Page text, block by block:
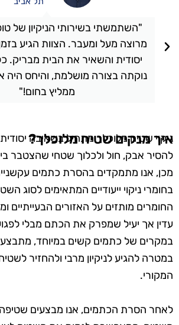
"השתמשתי בשירותי הניקיון של טופ
מרוצה מעל ומעבר. הצוות הגיע
יסודית והשאיר את הבית מבריק.
נוקתה בצורה מושלמת, והיחס היה
ממליץ בחום!"
איך מנקים שטיח מלוכלך?
ניקוי שטיח מלוכלך מתחיל בשאיבה
להסיר אבק, חול ולכלוך שטחי שהצטבר
מכן, אנו מתמקדים בהסרת כתמים
בחומרי ניקוי ייעודיים המתאימים לסוג
החומרים מותזים על האזורים הבעייתיים
עדין אך יעיל שמפרק את הכתם מבלי
במקרים של כתמים קשים במיוחד, מתבצע
במטרה להגיע לניקיון מרבי ולהחזיר
המקורי.
לאחר הסרת הכתמים, אנו מבצעים